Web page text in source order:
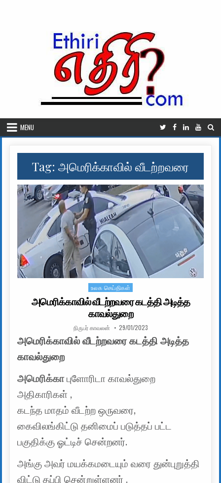
MENU
Tag: அமெரிக்காவில் வீடற்றவரை
Posted in
உலக செய்திகள்
அமெரிக்காவில் வீடற்றவரை கடத்தி அடித்த
காவல்துறை
AUTHOR:
நிருபர் காவலன் PUBLISHED DATE:
29/01/2023
அமெரிக்காவில் வீடற்றவரை கடத்தி அடித்த
காவல்துறை
அமெரிக்காபுளோரிடா காவல்துறை
அதிகாரிகள் ,
கடந்த மாதம் வீடற்ற ஒருவரை,
கைவிலங்கிட்டு தனிமைப் படுத்தப் பட்ட
பகுதிக்கு ஓட்டிச் சென்றனர்.
அங்கு அவர் மயக்கமடையும் வரை துன்புறுத்தி
விட்டு தப்பி சென்றுள்ளனர் .